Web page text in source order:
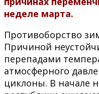
неделе марта.
Противоборство
Причиной
перепадами
атмосферного
циклоны. В начале